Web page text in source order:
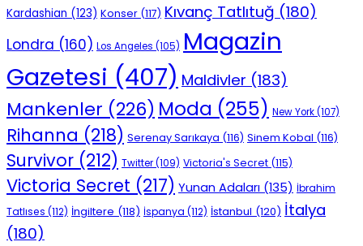
Kardashian (123) Konser (117) Kıvanç Tatlıtuğ (180)
Londra (160) Los Angeles (105) Magazin
Gazetesi (407) Maldivler (183)
Mankenler (226) Moda (255) New York(107)
Rihanna (218) Serenay Sarıkaya (116) Sinem Kobal (116)
Survivor (212) Twitter(109) Victoria's Secret (115)
Victoria Secret (217) Yunan Adaları (135) İbrahim
Tatlıses (112) İngiltere (118) İspanya (112) İstanbul (120) İtalya
(180)